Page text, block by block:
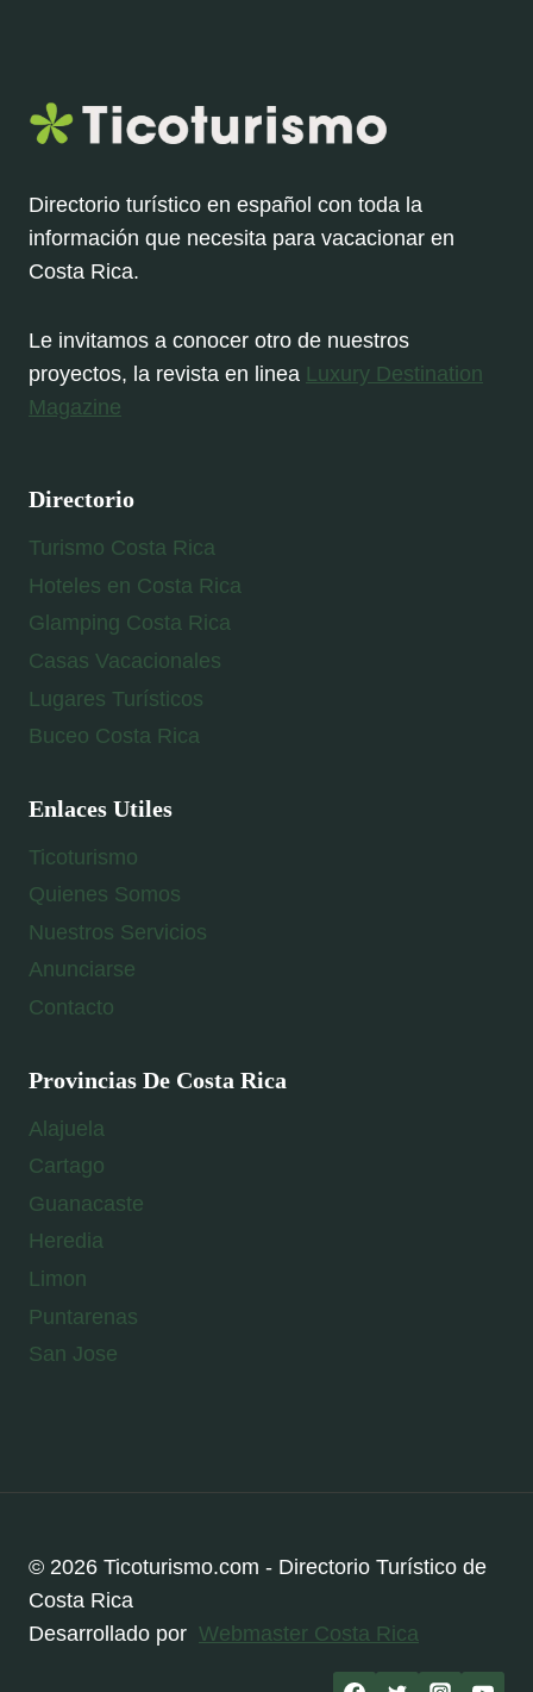
Directorio turístico en español con toda la
información que necesita para vacacionar en
Costa Rica.
Le invitamos a conocer otro de nuestros
proyectos, la revista en linea Luxury Destination
Magazine
Directorio
Turismo Costa Rica
Hoteles en Costa Rica
Glamping Costa Rica
Casas Vacacionales
Lugares Turísticos
Buceo Costa Rica
Enlaces Utiles
Ticoturismo
Quienes Somos
Nuestros Servicios
Anunciarse
Contacto
Provincias De Costa Rica
Alajuela
Cartago
Guanacaste
Heredia
Limon
Puntarenas
San Jose
© 2026 Ticoturismo.com - Directorio Turístico de
Costa Rica
Desarrollado por Webmaster Costa Rica